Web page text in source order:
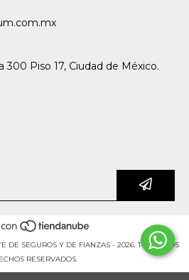
300 Piso 17, Ciudad de México.
DE SEGUROS Y DE FIANZAS - 2026. TODOS LOS
RESERVADOS.